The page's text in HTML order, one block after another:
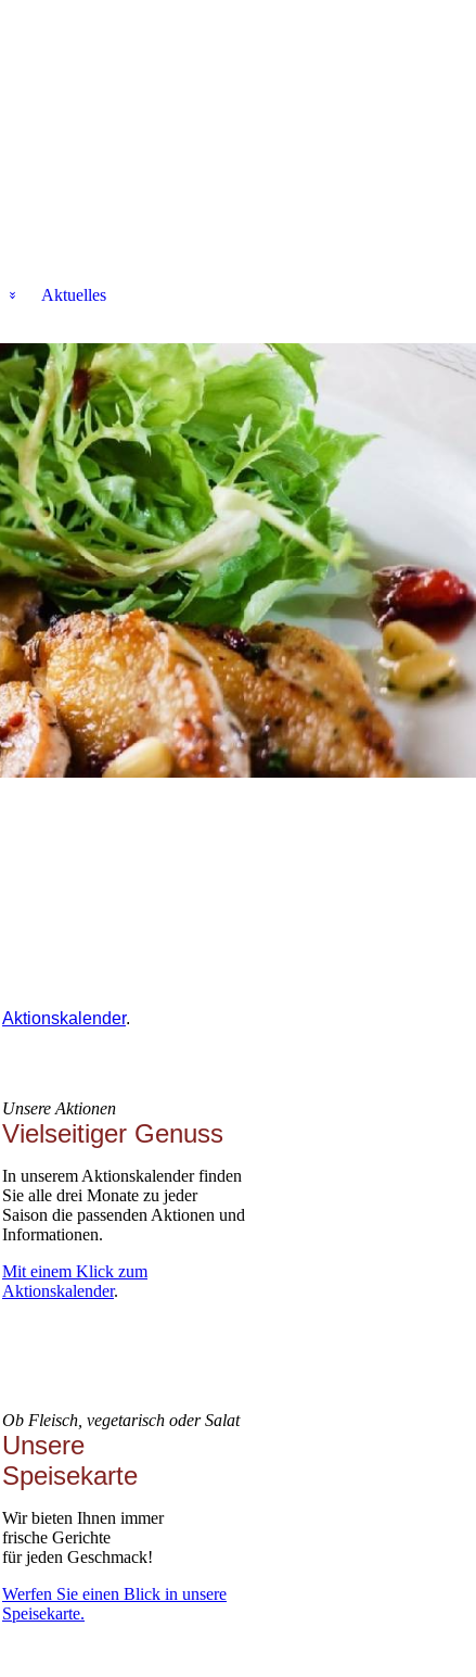
Aktuelles
Aktionskalender.
Unsere Aktionen
Vielseitiger Genuss
In unserem Aktionskalender finden
Sie alle drei Monate zu jeder
Saison die passenden Aktionen und
Informationen.
Mit einem Klick zum
Aktionskalender.
Ob Fleisch, vegetarisch oder Salat
Unsere
Speisekarte
Wir bieten Ihnen immer
frische Gerichte
für jeden Geschmack!
Werfen Sie einen Blick in unsere
Speisekarte.